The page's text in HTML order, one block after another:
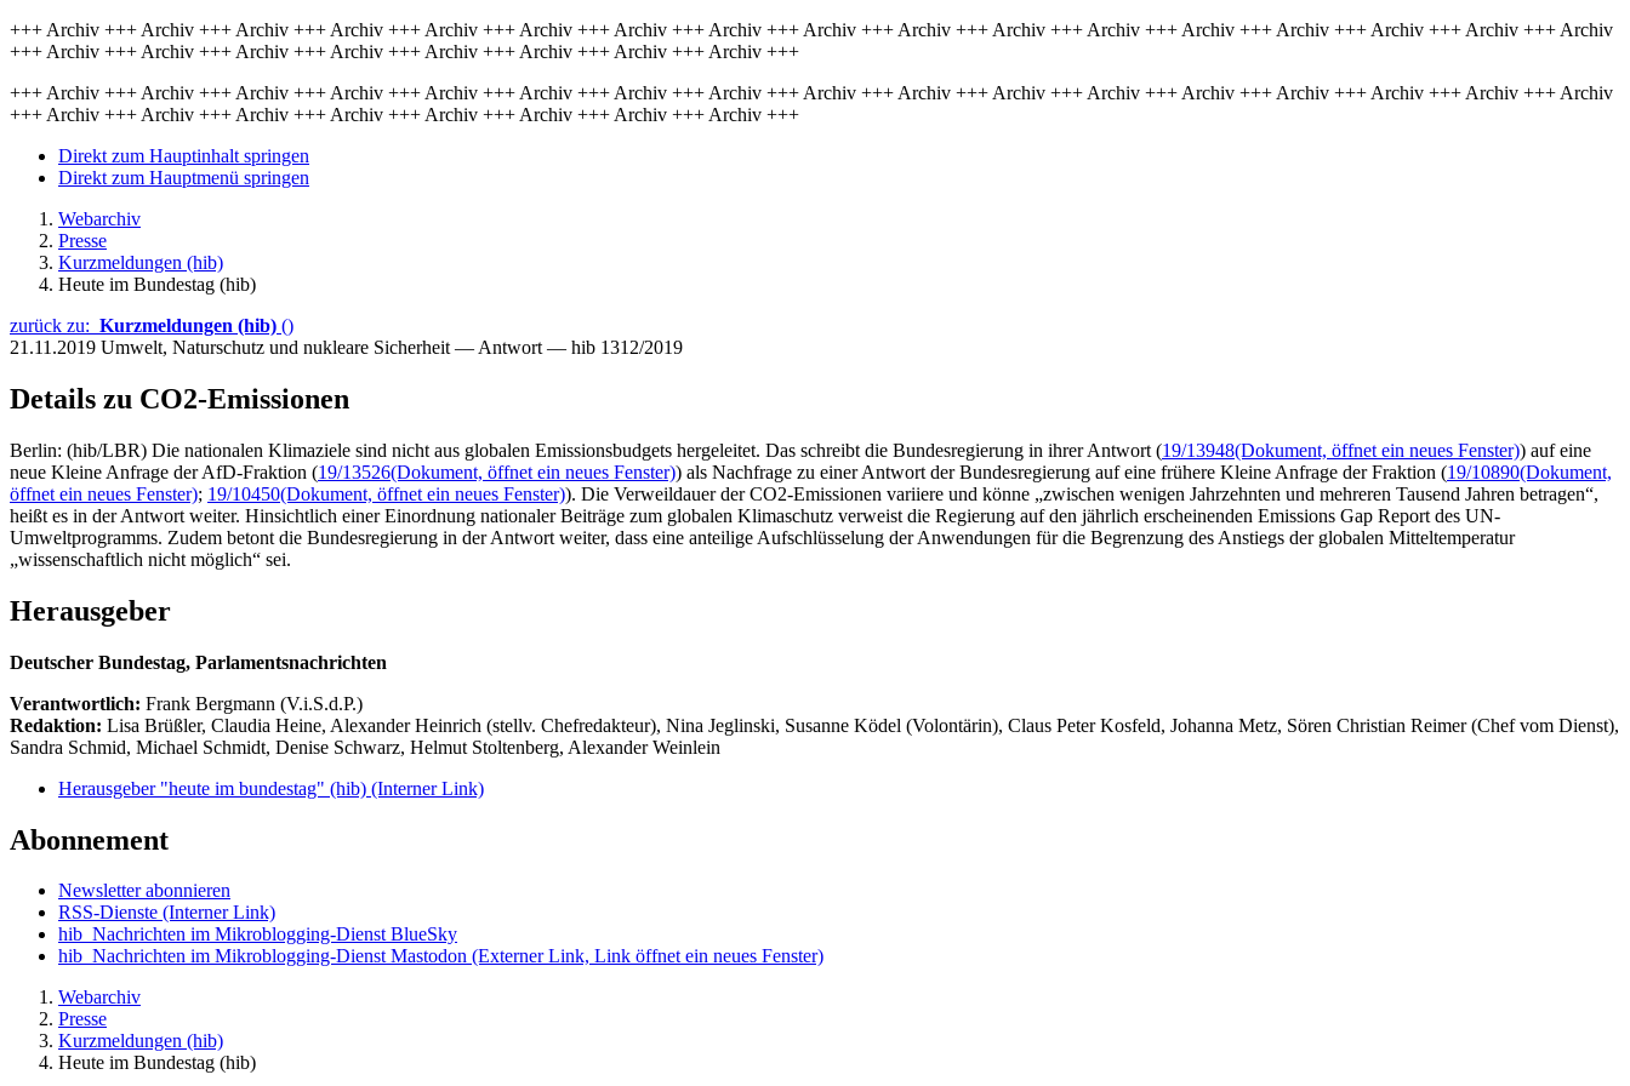
+++ Archiv +++ Archiv +++ Archiv +++ Archiv +++ Archiv +++ Archiv +++ Archiv +++ Archiv +++ Archiv +++ Archiv +++ Archiv +++ Archiv +++ Archiv +++ Archiv +++ Archiv +++ Archiv +++ Archiv
+++ Archiv +++ Archiv +++ Archiv +++ Archiv +++ Archiv +++ Archiv +++ Archiv +++ Archiv +++
+++ Archiv +++ Archiv +++ Archiv +++ Archiv +++ Archiv +++ Archiv +++ Archiv +++ Archiv +++ Archiv +++ Archiv +++ Archiv +++ Archiv +++ Archiv +++ Archiv +++ Archiv +++ Archiv +++ Archiv
+++ Archiv +++ Archiv +++ Archiv +++ Archiv +++ Archiv +++ Archiv +++ Archiv +++ Archiv +++
Direkt zum Hauptinhalt springen
Direkt zum Hauptmenü springen
Webarchiv
Presse
Kurzmeldungen (hib)
Heute im Bundestag (hib)
zurück zu: Kurzmeldungen (hib) ()
21.11.2019 Umwelt, Naturschutz und nukleare Sicherheit — Antwort — hib 1312/2019
Details zu CO2-Emissionen
Berlin: (hib/LBR) Die nationalen Klimaziele sind nicht aus globalen Emissionsbudgets hergeleitet. Das schreibt die Bundesregierung in ihrer Antwort (19/13948(Dokument, öffnet ein neues Fenster)) auf eine
neue Kleine Anfrage der AfD-Fraktion (19/13526(Dokument, öffnet ein neues Fenster)) als Nachfrage zu einer Antwort der Bundesregierung auf eine frühere Kleine Anfrage der Fraktion (19/10890(Dokument,
öffnet ein neues Fenster); 19/10450(Dokument, öffnet ein neues Fenster)). Die Verweildauer der CO2-Emissionen variiere und könne „zwischen wenigen Jahrzehnten und mehreren Tausend Jahren betragen“,
heißt es in der Antwort weiter. Hinsichtlich einer Einordnung nationaler Beiträge zum globalen Klimaschutz verweist die Regierung auf den jährlich erscheinenden Emissions Gap Report des UN-
Umweltprogramms. Zudem betont die Bundesregierung in der Antwort weiter, dass eine anteilige Aufschlüsselung der Anwendungen für die Begrenzung des Anstiegs der globalen Mitteltemperatur
„wissenschaftlich nicht möglich“ sei.
Herausgeber
Deutscher Bundestag, Parlamentsnachrichten
Verantwortlich: Frank Bergmann (V.i.S.d.P.)
Redaktion: Lisa Brüßler, Claudia Heine, Alexander Heinrich (stellv. Chefredakteur), Nina Jeglinski, Susanne Ködel (Volontärin), Claus Peter Kosfeld, Johanna Metz, Sören Christian Reimer (Chef vom Dienst),
Sandra Schmid, Michael Schmidt, Denise Schwarz, Helmut Stoltenberg, Alexander Weinlein
Herausgeber "heute im bundestag" (hib) (Interner Link)
Abonnement
Newsletter abonnieren
RSS-Dienste (Interner Link)
hib_Nachrichten im Mikroblogging-Dienst BlueSky
hib_Nachrichten im Mikroblogging-Dienst Mastodon (Externer Link, Link öffnet ein neues Fenster)
Webarchiv
Presse
Kurzmeldungen (hib)
Heute im Bundestag (hib)